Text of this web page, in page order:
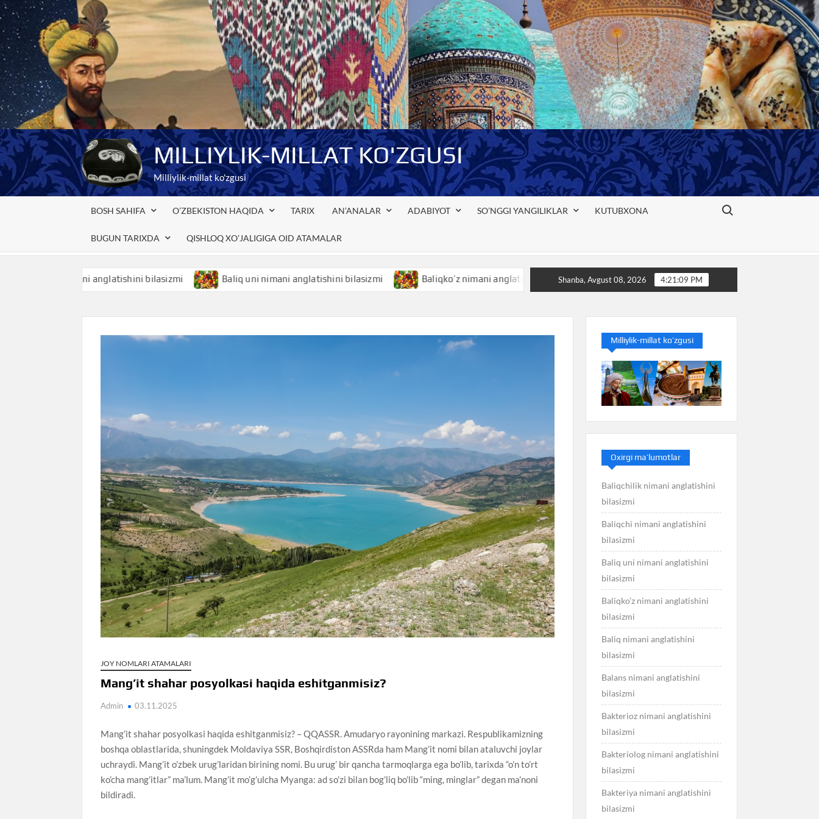
Skip
to
content
MILLIYLIK-MILLAT KO'ZGUSI
Milliylik-millat ko'zgusi
BOSH SAHIFA O’ZBEKISTON HAQIDA TARIX AN’ANALAR ADABIYOT SO’NGGI YANGILIKLAR KUTUBXONA
BUGUN TARIXDA QISHLOQ XO’JALIGIGA OID ATAMALAR
Search for:
nimani anglatishini bilasizmi Baliq uni nimani anglatishini bilasizmi Baliqko’z nimani anglatishini bilasizmi Baliq nimani anglatishini bilasizmi
Shanba, Avgust 08, 2026 4:21:10 PM
JOY NOMLARI ATAMALARI
Mang’it shahar posyolkasi haqida eshitganmisiz?
Admin 03.11.2025
Mang’it shahar posyolkasi haqida eshitganmisiz? – QQASSR. Amudaryo rayonining markazi. Respublikamizning
boshqa oblastlarida, shuningdek Moldaviya SSR, Boshqirdiston ASSRda ham Mang’it nomi bilan ataluvchi joylar
uchraydi. Mang’it o’zbek urug’laridan birining nomi. Bu urug’ bir qancha tarmoqlarga ega bo’lib, tarixda “o’n to’rt
ko’cha mang’itlar” ma’lum. Mang’it mo’g’ulcha Myanga: ad so’zi bilan bog’liq bo’lib “ming, minglar” degan ma’noni
bildiradi.
Milliylik-millat ko’zgusi
Oxirgi ma’lumotlar
Baliqchilik nimani anglatishini
bilasizmi
Baliqchi nimani anglatishini
bilasizmi
Baliq uni nimani anglatishini
bilasizmi
Baliqko’z nimani anglatishini
bilasizmi
Baliq nimani anglatishini
bilasizmi
Balans nimani anglatishini
bilasizmi
Bakterioz nimani anglatishini
bilasizmi
Bakteriolog nimani anglatishini
bilasizmi
Bakteriya nimani anglatishini
bilasizmi